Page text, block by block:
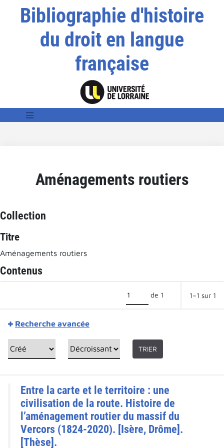
Bibliographie d'histoire
du droit en langue
française
Aménagements routiers
Collection
Titre
Aménagements routiers
Contenus
de 1 1–1 sur 1
Recherche avancée
TRIER
Entre la carte et le territoire : une
civilisation de la route. Histoire de
l’aménagement routier du massif du
Vercors (1824-2020). [Isère, Drôme].
[Thèse].